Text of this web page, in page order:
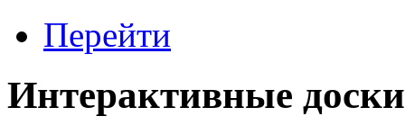
Перейти
Интерактивные